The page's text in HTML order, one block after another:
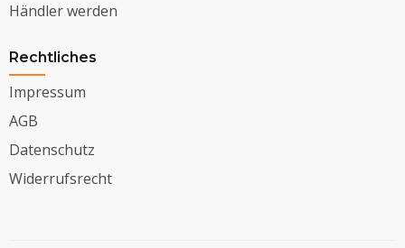
Händler werden
Rechtliches
Impressum
AGB
Datenschutz
Widerrufsrecht